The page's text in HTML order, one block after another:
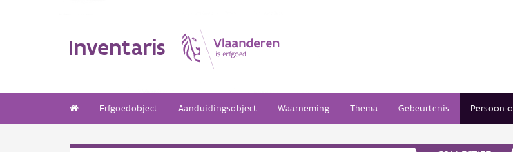
Inventaris
Erfgoedobject Aanduidingsobject Waarneming Thema Gebeurtenis Persoon